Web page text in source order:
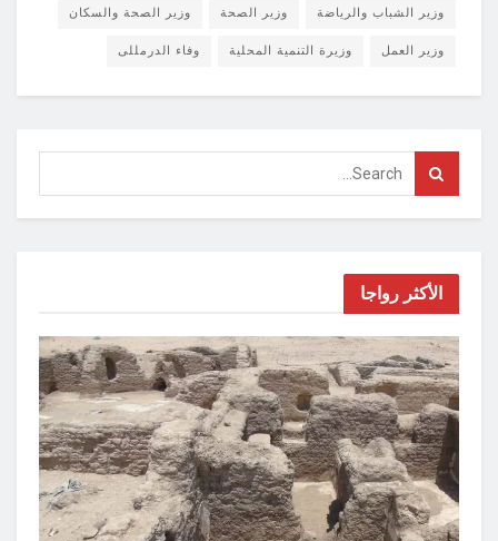
وزير الشباب والرياضة وزير الصحة وزير الصحة والسكان
وزير العمل وزيرة التنمية المحلية وفاء الدرمللى
الأكثر رواجا